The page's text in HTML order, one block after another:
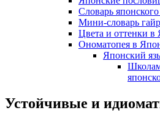
Словарь японского
Мини-словарь
Цвета и оттенки в
Ономатопея в
Японский
Устойчивые и